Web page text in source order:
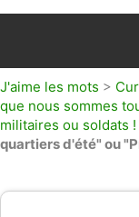
J'aime les mots >
que nous sommes
militaires ou soldats !
quartiers d'été" ou